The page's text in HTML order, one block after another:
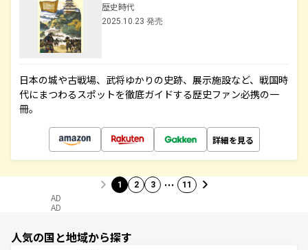
歴史時代
2025.10.23 発売
日本の城や古戦場、武将ゆかりの史跡、展示施設など、戦国時
代にまつわるスポットを徹底ガイドする歴史ファン必携の一
冊。
詳細を見る
1 2 3 … 11
AD
AD
人気の国と地域から探す